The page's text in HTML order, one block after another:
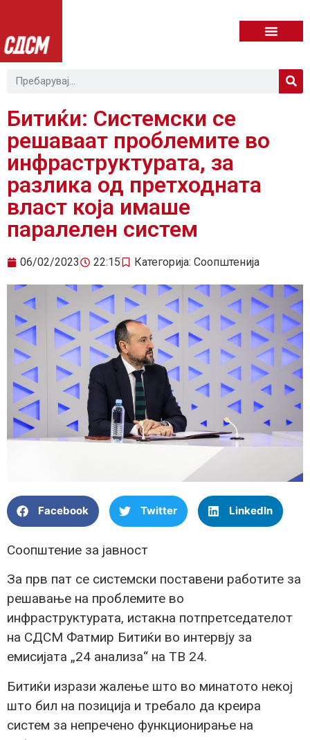
Битиќи: Системски се
решаваат проблемите во
инфраструктурата, за
разлика од претходната
власт која имаше
паралелен систем
06/02/2023 22:15 Категорија: Соопштенија
Facebook Twitter LinkedIn
Соопштение за јавност
За прв пат се системски поставени работите за
решавање на проблемите во
инфраструктурата, истакна потпретседателот
на СДСМ Фатмир Битиќи во интервју за
емисијата „24 анализа“ на ТВ 24.
Битиќи изрази жалење што во минатото некој
што бил на позиција и требало да креира
систем за непречено функционирање на